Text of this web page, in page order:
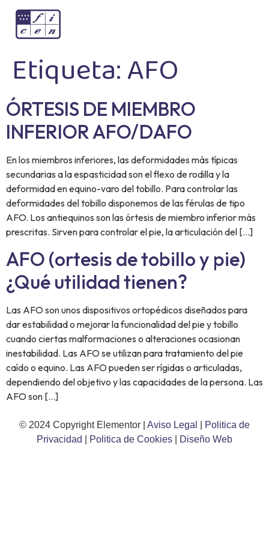
Etiqueta:AFO
ÓRTESIS DE MIEMBRO
INFERIOR AFO/DAFO
En los miembros inferiores, las deformidades más típicas
secundarias a la espasticidad son el flexo de rodilla y la
deformidad en equino-varo del tobillo. Para controlar las
deformidades del tobillo disponemos de las férulas de tipo
AFO. Los antiequinos son las órtesis de miembro inferior más
prescritas. Sirven para controlar el pie, la articulación del […]
AFO (ortesis de tobillo y pie)
¿Qué utilidad tienen?
Las AFO son unos dispositivos ortopédicos diseñados para
dar estabilidad o mejorar la funcionalidad del pie y tobillo
cuando ciertas malformaciones o alteraciones ocasionan
inestabilidad. Las AFO se utilizan para tratamiento del pie
caído o equino. Las AFO pueden ser rígidas o articuladas,
dependiendo del objetivo y las capacidades de la persona. Las
AFO son […]
© 2024 Copyright Elementor | Aviso Legal
Politica de
Privacidad
Politica de Cookies Diseño Web